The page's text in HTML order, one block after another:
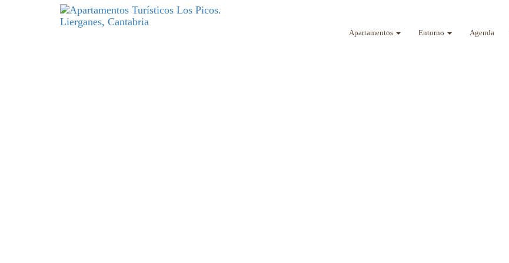
Apartamentos Entorno Agenda